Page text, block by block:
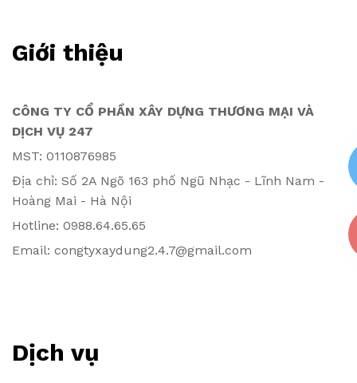
Giới thiệu
CÔNG TY CỔ PHẦN XÂY DỰNG THƯƠNG MẠI VÀ
DỊCH VỤ 247
MST: 0110876985
Địa chỉ: Số 2A Ngõ 163 phố Ngũ Nhạc - Lĩnh Nam -
Hoàng Mai - Hà Nội
Hotline: 0988.64.65.65
Email: congtyxaydung2.4.7@gmail.com
Dịch vụ